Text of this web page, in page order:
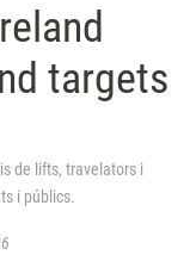
targets
de lifts, travelators i
i públics.